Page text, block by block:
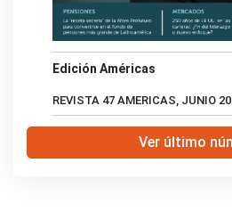
Edición Américas
REVISTA 47 AMERICAS, JUNIO
Ver último